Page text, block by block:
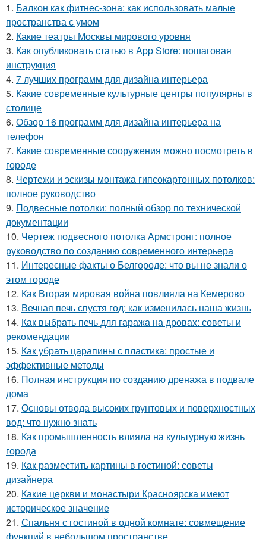
1. Балкон как фитнес-зона: как использовать малые
пространства с умом
2. Какие театры Москвы мирового уровня
3. Как опубликовать статью в App Store: пошаговая
инструкция
4. 7 лучших программ для дизайна интерьера
5. Какие современные культурные центры популярны в
столице
6. Обзор 16 программ для дизайна интерьера на
телефон
7. Какие современные сооружения можно посмотреть в
городе
8. Чертежи и эскизы монтажа гипсокартонных потолков:
полное руководство
9. Подвесные потолки: полный обзор по технической
документации
10. Чертеж подвесного потолка Армстронг: полное
руководство по созданию современного интерьера
11. Интересные факты о Белгороде: что вы не знали о
этом городе
12. Как Вторая мировая война повлияла на Кемерово
13. Вечная печь спустя год: как изменилась наша жизнь
14. Как выбрать печь для гаража на дровах: советы и
рекомендации
15. Как убрать царапины с пластика: простые и
эффективные методы
16. Полная инструкция по созданию дренажа в подвале
дома
17. Основы отвода высоких грунтовых и поверхностных
вод: что нужно знать
18. Как промышленность влияла на культурную жизнь
города
19. Как разместить картины в гостиной: советы
дизайнера
20. Какие церкви и монастыри Красноярска имеют
историческое значение
21. Спальня с гостиной в одной комнате: совмещение